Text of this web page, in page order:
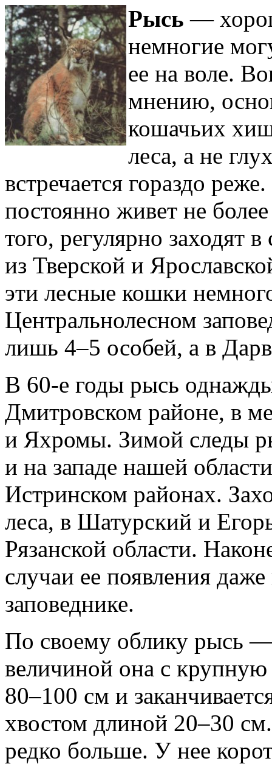
Рысь —
немногие
ее на воле.
мнению,
кошачьих
леса, а не
встречается гораздо
постоянно живет не
того, регулярно заходят
из Тверской и
эти лесные кошки
Центральнолесном
лишь 4–5 особей, а в
В 60-е годы рысь
Дмитровском районе, в
и Яхромы. Зимой следы
и на западе нашей
Истринском районах.
леса, в Шатурский и
Рязанской области.
случаи ее появления
заповеднике.
По своему облику рысь
величиной она с крупную
80–100 см и
хвостом длиной 20–30
редко больше. У нее